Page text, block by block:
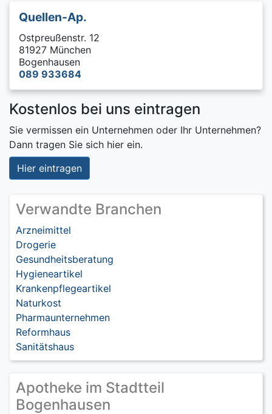
Quellen-Ap.
Ostpreußenstr. 12
81927 München
Bogenhausen
089 933684
Kostenlos bei uns eintragen
Sie vermissen ein Unternehmen oder Ihr Unternehmen?
Dann tragen Sie sich hier ein.
Hier eintragen
Verwandte Branchen
Arzneimittel
Drogerie
Gesundheitsberatung
Hygieneartikel
Krankenpflegeartikel
Naturkost
Pharmaunternehmen
Reformhaus
Sanitätshaus
Apotheke im Stadtteil
Bogenhausen